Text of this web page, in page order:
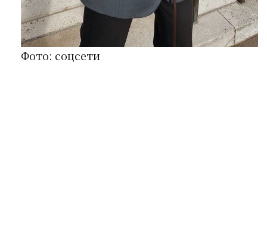
Фото: соцсети